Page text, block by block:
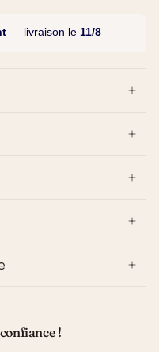
— livraison le 11/8
!